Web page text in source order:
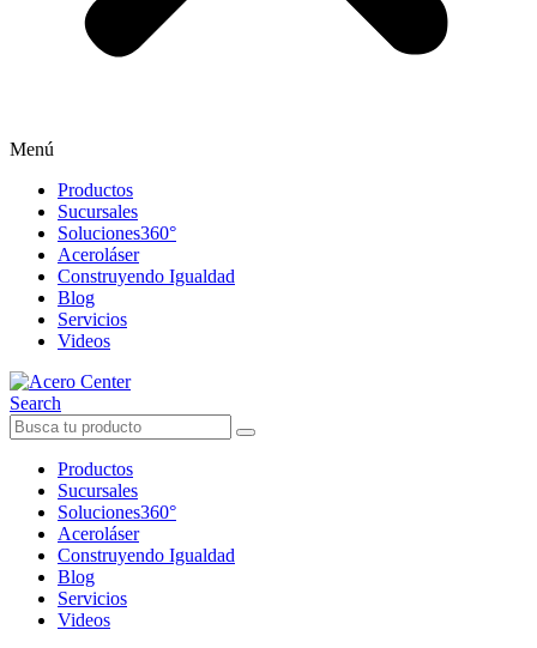
Menú
Productos
Sucursales
Soluciones360°
Aceroláser
Construyendo Igualdad
Blog
Servicios
Videos
Search
Productos
Sucursales
Soluciones360°
Aceroláser
Construyendo Igualdad
Blog
Servicios
Videos